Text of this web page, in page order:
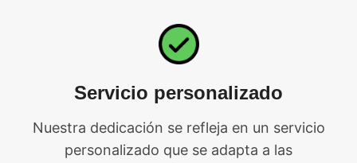
Servicio personalizado
Nuestra dedicación se refleja en un servicio
personalizado que se adapta a las